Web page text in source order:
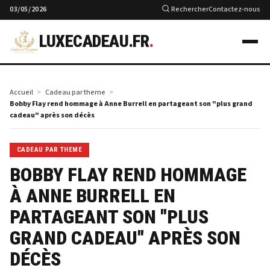
03/05/2026 RechercherContactez-nous
LUXECADEAU.FR.
Accueil
Cadeau par theme
Bobby Flay rend hommage à Anne Burrell en partageant son "plus grand
cadeau" après son décès
CADEAU PAR THEME
BOBBY FLAY REND HOMMAGE
À ANNE BURRELL EN
PARTAGEANT SON "PLUS
GRAND CADEAU" APRÈS SON
DÉCÈS